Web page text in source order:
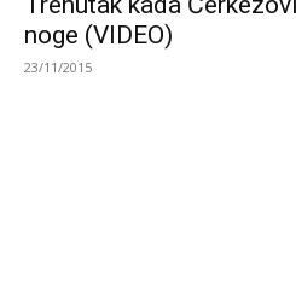
noge (VIDEO)
23/11/2015